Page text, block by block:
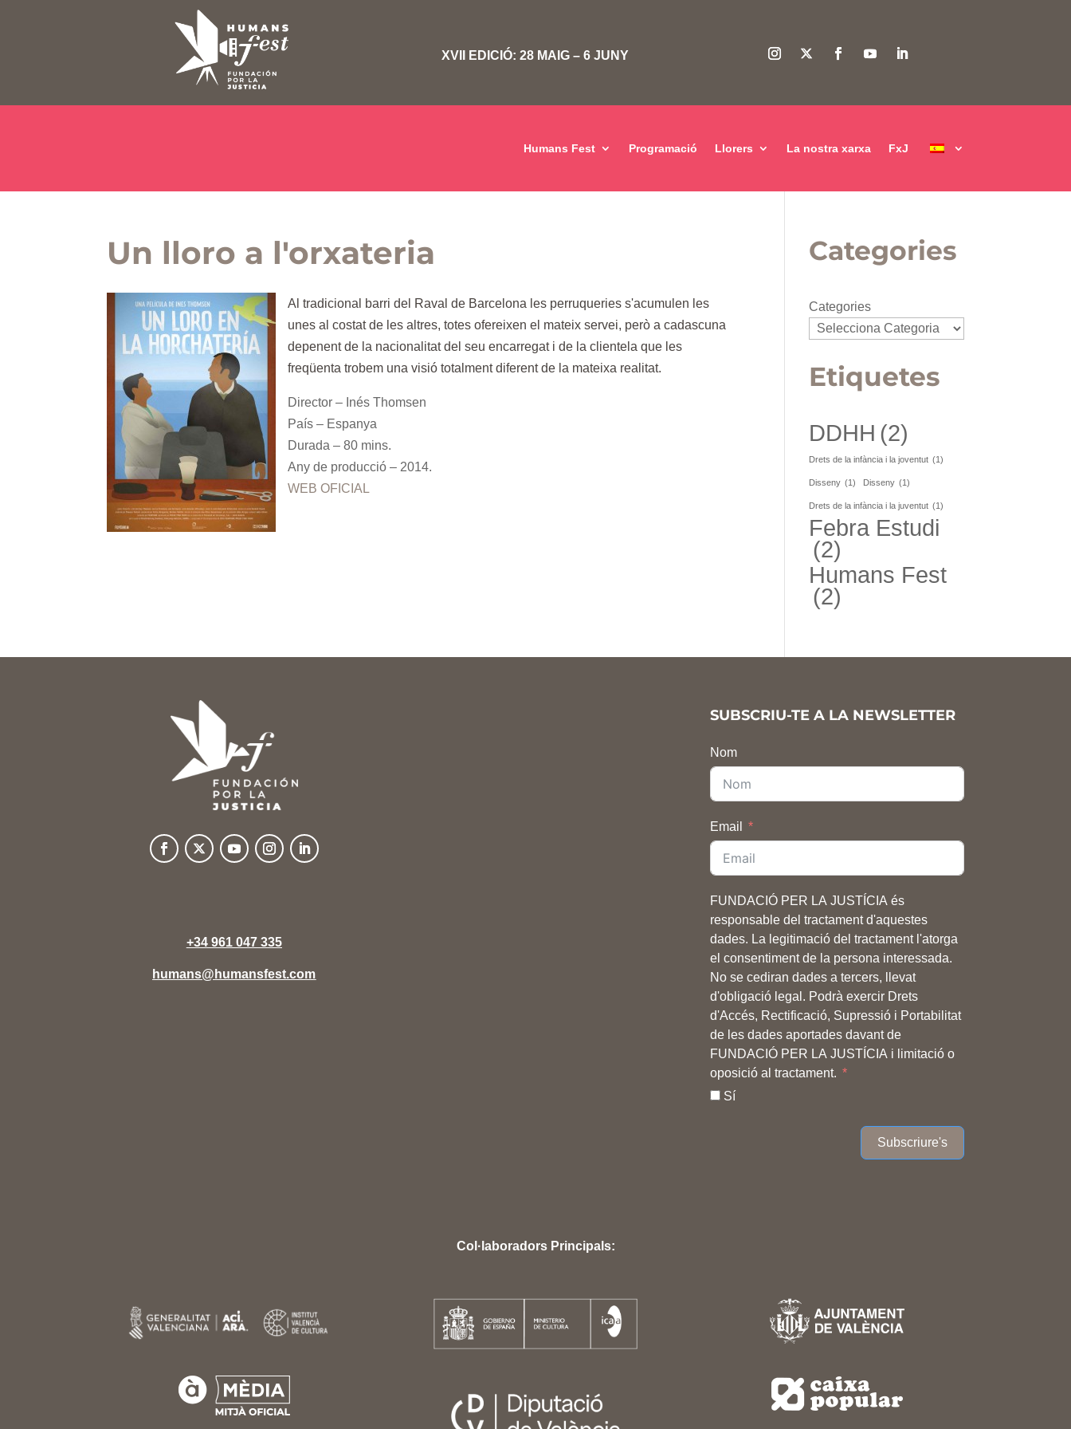
XVII EDICIÓ: 28 MAIG – 6 JUNY
Humans Fest Programació Llorers La nostra xarxa FxJ
Un lloro a l'orxateria
Al tradicional barri del Raval de Barcelona les perruqueries s'acumulen les
unes al costat de les altres, totes ofereixen el mateix servei, però a cadascuna
depenent de la nacionalitat del seu encarregat i de la clientela que les
freqüenta trobem una visió totalment diferent de la mateixa realitat.
Director – Inés Thomsen
País – Espanya
Durada – 80 mins.
Any de producció – 2014.
WEB OFICIAL
Categories
Categories
Etiquetes
DDHH (2)
Drets de la infància i la joventut (1)
Disseny (1) Disseny (1)
Drets de la infància i la juventut (1)
Febra Estudi
(2)
Humans Fest
(2)
+34 961 047 335
humans@humansfest.com
SUBSCRIU-TE A LA NEWSLETTER
Nom
Email
FUNDACIÓ PER LA JUSTÍCIA és
responsable del tractament d'aquestes
dades. La legitimació del tractament l'atorga
el consentiment de la persona interessada.
No se cediran dades a tercers, llevat
d'obligació legal. Podrà exercir Drets
d'Accés, Rectificació, Supressió i Portabilitat
de les dades aportades davant de
FUNDACIÓ PER LA JUSTÍCIA i limitació o
oposició al tractament.
Sí
Subscriure's
Col·laboradors Principals: